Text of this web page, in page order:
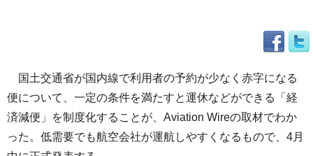
国土交通省が国内線で利用者の予約が少なく赤字になる
便について、一定の条件を満たすと運休などができる「経
済減便」を制度化することが、Aviation Wireの取材でわか
った。低需要でも航空会社が運航しやすくなるもので、4月